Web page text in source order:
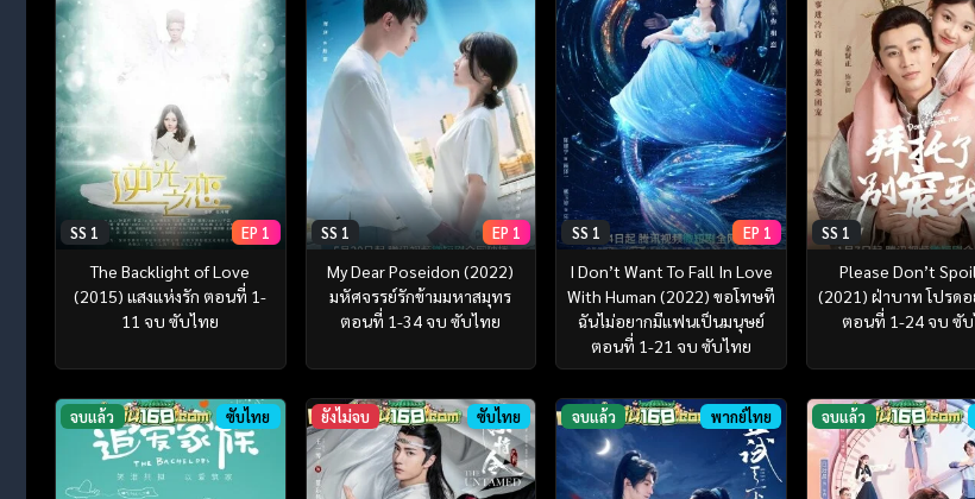
SS 1 EP 1
The Backlight of Love
(2015) แสงแห่งรัก ตอนที่ 1-
11 จบ ซับไทย
SS 1 EP 1
My Dear Poseidon (2022)
มหัศจรรย์รักข้ามมหาสมุทร
ตอนที่ 1-34 จบ ซับไทย
SS 1 EP 1
I Don’t Want To Fall In Love
With Human (2022) ขอโทษที
ฉันไม่อยากมีแฟนเป็นมนุษย์
ตอนที่ 1-21 จบ ซับไทย
SS 1
Please Don’t
(2021) ฝ่าบาท โปรดอ
ตอนที่ 1-24 จบ ซั
จบแล้ว ซับไทย ยังไม่จบ ซับไทย จบแล้ว พากย์ไทย จบแล้ว